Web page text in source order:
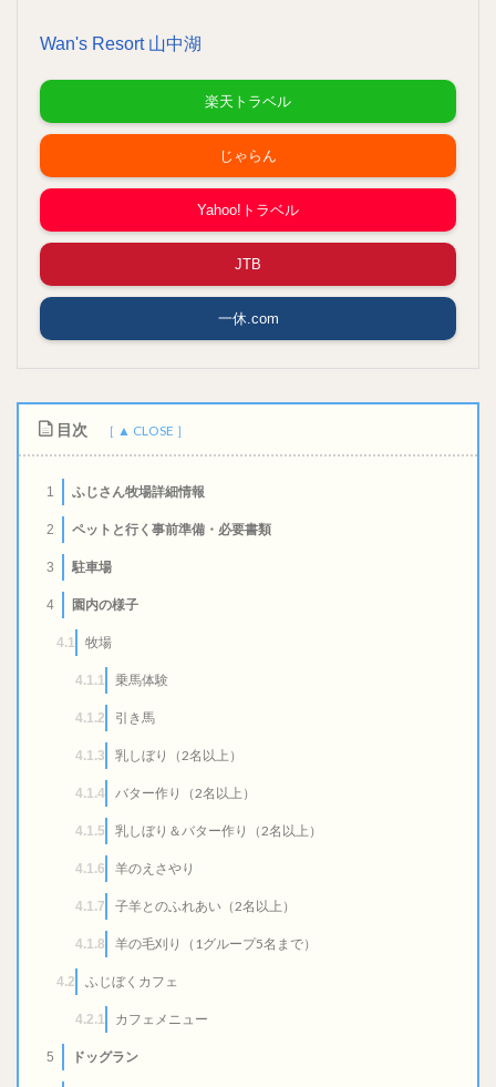
Wan's Resort 山中湖
楽天トラベル
じゃらん
Yahoo!トラベル
JTB
一休.com
目次
1 ふじさん牧場詳細情報
2 ペットと行く事前準備・必要書類
3 駐車場
4 園内の様子
4.1 牧場
4.1.1 乗馬体験
4.1.2 引き馬
4.1.3 乳しぼり（2名以上）
4.1.4 バター作り（2名以上）
4.1.5 乳しぼり＆バター作り（2名以上）
4.1.6 羊のえさやり
4.1.7 子羊とのふれあい（2名以上）
4.1.8 羊の毛刈り（1グループ5名まで）
4.2 ふじぼくカフェ
4.2.1 カフェメニュー
5 ドッグラン